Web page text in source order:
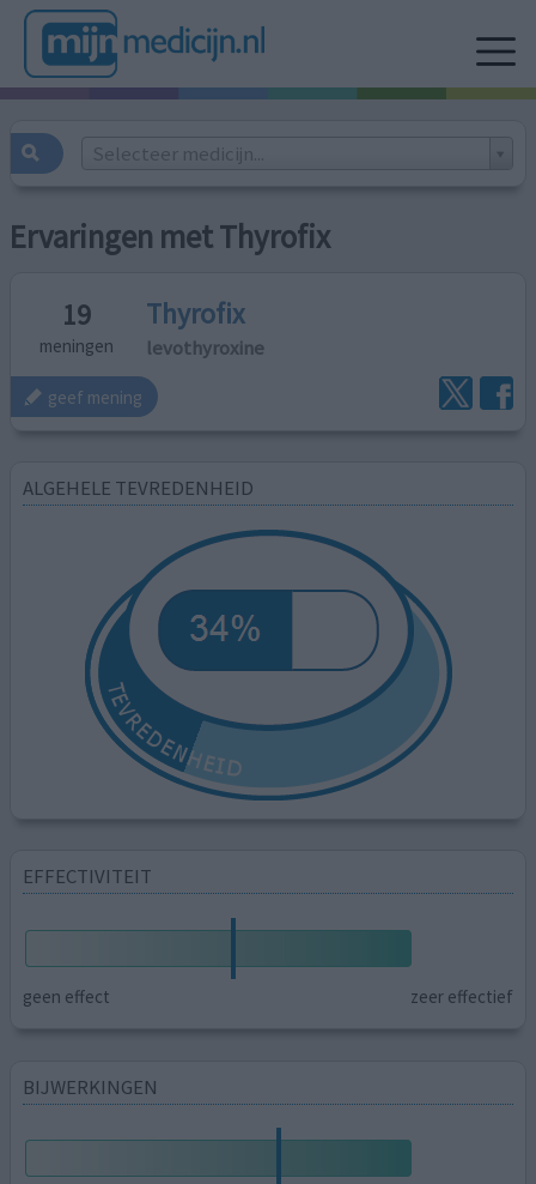
Selecteer medicijn...
Ervaringen met Thyrofix
19
meningen
Thyrofix
levothyroxine
geef mening
ALGEHELE TEVREDENHEID
EFFECTIVITEIT
geen effect zeer effectief
BIJWERKINGEN